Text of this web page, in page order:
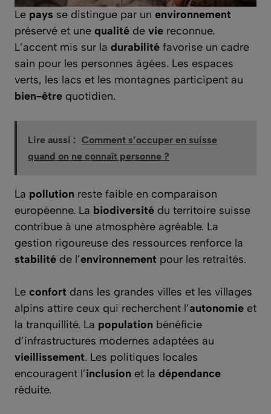
Le pays se distingue par un environnement
préservé et une qualité de vie reconnue.
L’accent mis sur la durabilité favorise un cadre
sain pour les personnes âgées. Les espaces
verts, les lacs et les montagnes participent au
bien-être quotidien.
Lire aussi : Comment s’occuper en suisse
quand on ne connaît personne ?
La pollution reste faible en comparaison
européenne. La biodiversité du territoire suisse
contribue à une atmosphère agréable. La
gestion rigoureuse des ressources renforce la
stabilité de l’environnement pour les retraités.
Le confort dans les grandes villes et les villages
alpins attire ceux qui recherchent l’autonomie et
la tranquillité. La population bénéficie
d’infrastructures modernes adaptées au
vieillissement. Les politiques locales
encouragent l’inclusion et la dépendance
réduite.